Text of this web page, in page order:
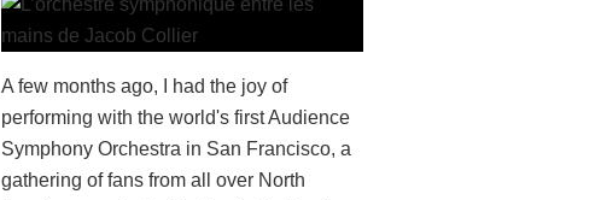
A few months ago, I had the joy of
performing with the world's first Audience
Symphony Orchestra in San Francisco, a
gathering of fans from all over North